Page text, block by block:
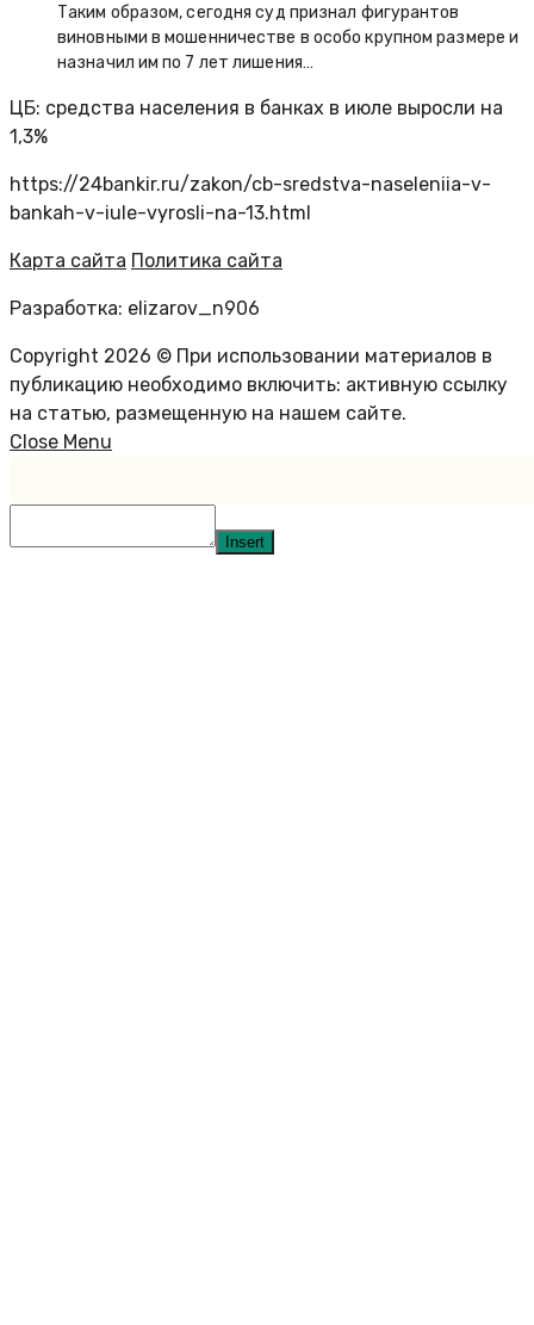
Таким образом, сегодня суд признал фигурантов
виновными в мошенничестве в особо крупном размере и
назначил им по 7 лет лишения…
ЦБ: средства населения в банках в июле выросли на
1,3%
https://24bankir.ru/zakon/cb-sredstva-naseleniia-v-
bankah-v-iule-vyrosli-na-13.html
Карта сайта Политика сайта
Разработка: elizarov_n906
Copyright 2026 © При использовании материалов в
публикацию необходимо включить: активную ссылку
на статью, размещенную на нашем сайте.
Close Menu
Insert